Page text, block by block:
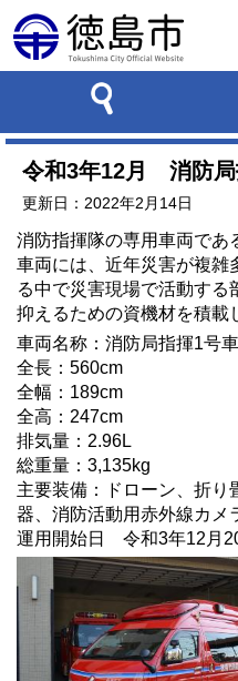
令和3年12月 消防局
更新日：2022年2月14日
消防指揮隊の専用車両であ
車両には、近年災害が複雑
る中で災害現場で活動する
抑えるための資機材を積載
車両名称：消防局指揮1号車
全長：560cm
全幅：189cm
全高：247cm
排気量：2.96L
総重量：3,135kg
主要装備：ドローン、折
器、消防活動用赤外線カメ
運用開始日 令和3年12月